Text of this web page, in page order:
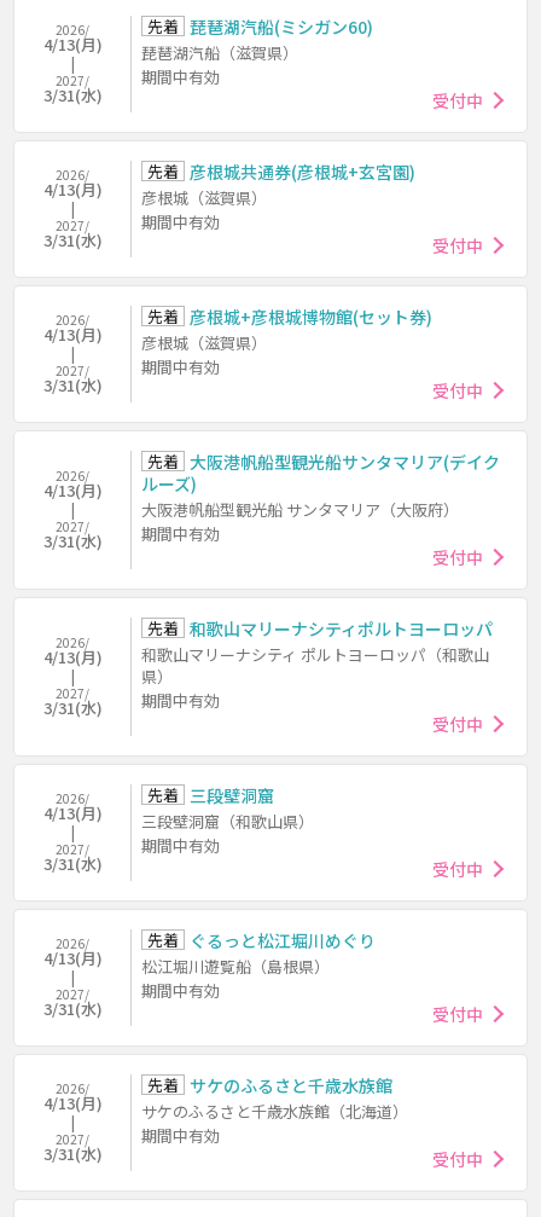
2026/
4/13(月)
2027/
3/31(水)
先着 琵琶湖汽船(ミシガン60)
琵琶湖汽船（滋賀県）
期間中有効
受付中
2026/
4/13(月)
2027/
3/31(水)
先着 彦根城共通券(彦根城+玄宮園)
彦根城（滋賀県）
期間中有効
受付中
2026/
4/13(月)
2027/
3/31(水)
先着 彦根城+彦根城博物館(セット券)
彦根城（滋賀県）
期間中有効
受付中
2026/
4/13(月)
2027/
3/31(水)
先着 大阪港帆船型観光船サンタマリア(デイク
ルーズ)
大阪港帆船型観光船 サンタマリア（大阪府）
期間中有効
受付中
2026/
4/13(月)
2027/
3/31(水)
先着 和歌山マリーナシティポルトヨーロッパ
和歌山マリーナシティ ポルトヨーロッパ（和歌山
県）
期間中有効
受付中
2026/
4/13(月)
2027/
3/31(水)
先着 三段壁洞窟
三段壁洞窟（和歌山県）
期間中有効
受付中
2026/
4/13(月)
2027/
3/31(水)
先着 ぐるっと松江堀川めぐり
松江堀川遊覧船（島根県）
期間中有効
受付中
2026/
4/13(月)
2027/
3/31(水)
先着 サケのふるさと千歳水族館
サケのふるさと千歳水族館（北海道）
期間中有効
受付中